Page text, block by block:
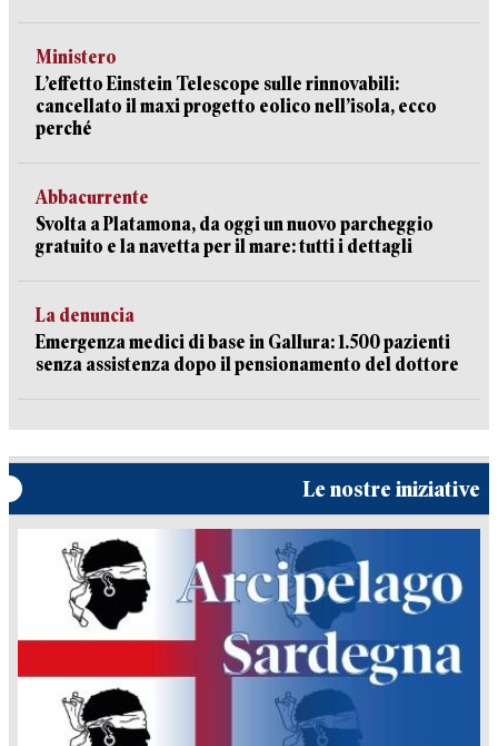
Ministero
L’effetto Einstein Telescope sulle rinnovabili:
cancellato il maxi progetto eolico nell’isola, ecco
perché
Abbacurrente
Svolta a Platamona, da oggi un nuovo parcheggio
gratuito e la navetta per il mare: tutti i dettagli
La denuncia
Emergenza medici di base in Gallura: 1.500 pazienti
senza assistenza dopo il pensionamento del dottore
Le nostre iniziative